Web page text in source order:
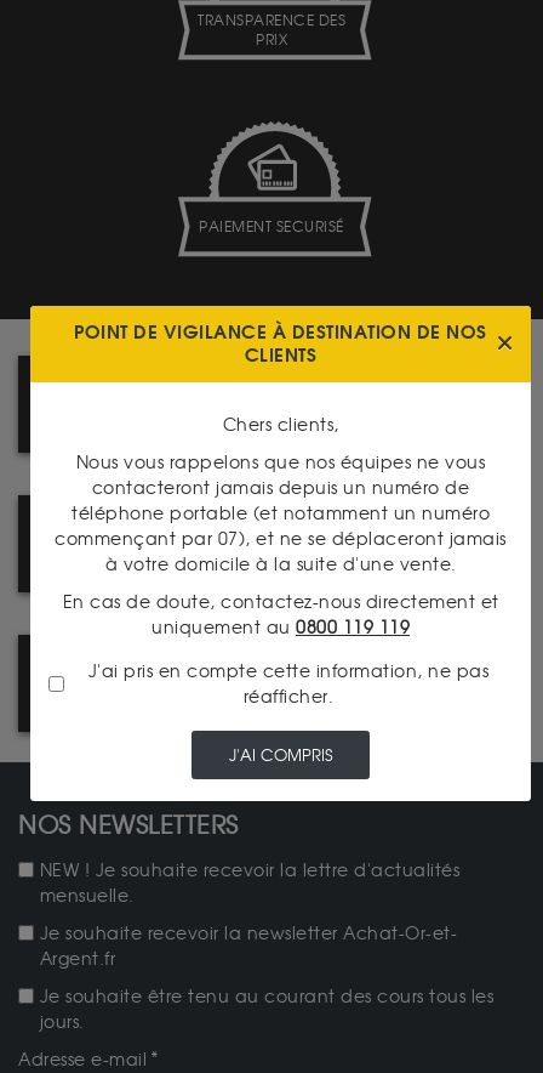
TRANSPARENCE DES
PRIX
PAIEMENT SECURISÉ
CATALOGUE PRODUITS
PRENEZ RENDEZ-VOUS DANS
L'UNE DE NOS AGENCES
NOUVEAU : CATALOGUE
NOS NEWSLETTERS
NEW ! Je souhaite recevoir la lettre d'actualités
mensuelle.
Je souhaite recevoir la newsletter Achat-Or-et-
Argent.fr
Je souhaite être tenu au courant des cours tous les
jours.
Adresse e-mail
POINT DE VIGILANCE À DESTINATION DE NOS
CLIENTS
Chers clients,
Nous vous rappelons que nos équipes ne vous
contacteront jamais depuis un numéro de
téléphone portable (et notamment un numéro
commençant par 07), et ne se déplaceront jamais
à votre domicile à la suite d'une vente.
En cas de doute, contactez-nous directement et
uniquement au 0800 119 119
J'ai pris en compte cette information, ne pas
réafficher.
J'AI COMPRIS